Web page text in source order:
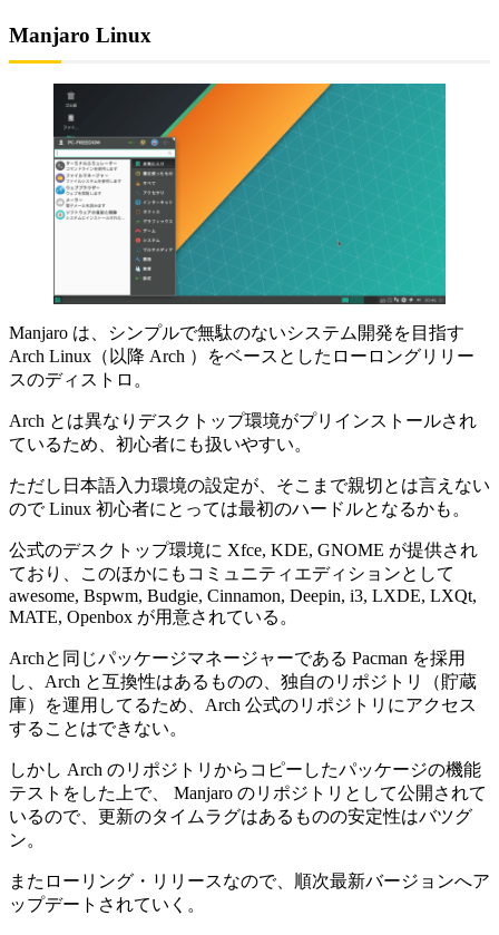
Manjaro Linux
Manjaro は、シンプルで無駄のないシステム開発を目指す
Arch Linux（以降 Arch ）をベースとしたローロングリリー
スのディストロ。
Arch とは異なりデスクトップ環境がプリインストールされ
ているため、初心者にも扱いやすい。
ただし日本語入力環境の設定が、そこまで親切とは言えない
ので Linux 初心者にとっては最初のハードルとなるかも。
公式のデスクトップ環境に Xfce, KDE, GNOME が提供され
ており、このほかにもコミュニティエディションとして
awesome, Bspwm, Budgie, Cinnamon, Deepin, i3, LXDE, LXQt,
MATE, Openbox が用意されている。
Archと同じパッケージマネージャーである Pacman を採用
し、Arch と互換性はあるものの、独自のリポジトリ（貯蔵
庫）を運用してるため、Arch 公式のリポジトリにアクセス
することはできない。
しかし Arch のリポジトリからコピーしたパッケージの機能
テストをした上で、 Manjaro のリポジトリとして公開されて
いるので、更新のタイムラグはあるものの安定性はバツグ
ン。
またローリング・リリースなので、順次最新バージョンへア
ップデートされていく。